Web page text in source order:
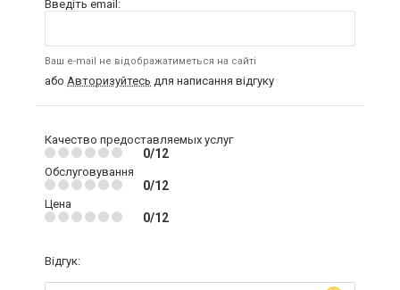
Введіть email:
Ваш e-mail не відображатиметься на сайті
або Авторизуйтесь для написання відгуку
Качество предоставляемых услуг
0/12
Обслуговування
0/12
Цена
0/12
Відгук: